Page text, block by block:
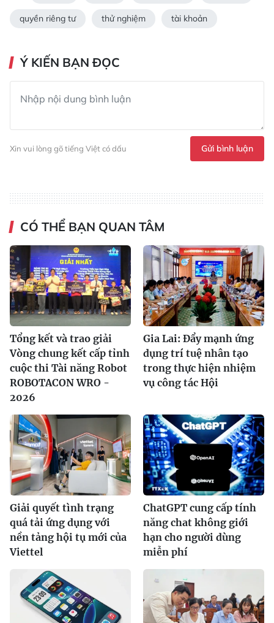
quyền riêng tư thử nghiệm tài khoản
Ý KIẾN BẠN ĐỌC
Xin vui lòng gõ tiếng Việt có dấu Gửi bình luận
CÓ THỂ BẠN QUAN TÂM
Tổng kết và trao giải
Vòng chung kết cấp tỉnh
cuộc thi Tài năng Robot
ROBOTACON WRO -
2026
Gia Lai: Đẩy mạnh ứng
dụng trí tuệ nhân tạo
trong thực hiện nhiệm
vụ công tác Hội
Giải quyết tình trạng
quá tải ứng dụng với
nền tảng hội tụ mới của
Viettel
ChatGPT cung cấp tính
năng chat không giới
hạn cho người dùng
miễn phí